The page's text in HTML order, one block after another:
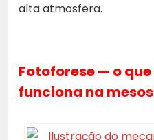
alta atmosfera.
Fotoforese — o
funciona na